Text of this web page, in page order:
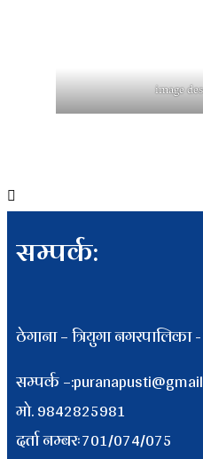
image
सम्पर्क:
ठेगाना – त्रियुगा
सम्पर्क
माे. 9842825981
दर्ता नम्बरः701/074/075